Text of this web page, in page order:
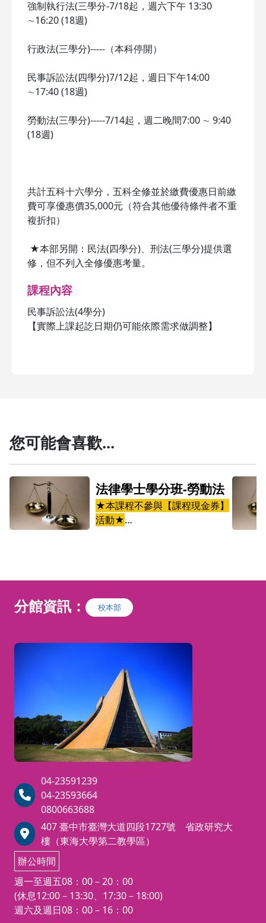
強制執行法(三學分-7/18起，週六下午 13:30
∼16:20 (18週)
行政法(三學分)-----（本科停開）
民事訴訟法(四學分)7/12起，週日下午14:00
∼17:40 (18週)
勞動法(三學分)-----7/14起，週二晚間7:00 ∼ 9:40
(18週)
共計五科十六學分，五科全修並於繳費優惠日前繳
費可享優惠價35,000元（符合其他優待條件者不重
複折扣）
★本部另開：民法(四學分)、刑法(三學分)提供選
修，但不列入全修優惠考量。
課程內容
民事訴訟法(4學分)
【實際上課起訖日期仍可能依際需求做調整】
您可能會喜歡...
法
法律學士學分班-勞動法
★本課程不參與【課程現金券】
活動★
行政法(三學分)-----（本科停開）
民事訴訟法(四學分)7/12起，週日
勞動法(三學分)-----7/14起，週二
晚間7:00 ∼ 9:40 (18週)
共計五科十六學分，五科全修並於
繳費優惠日前繳費可享優惠價35,0
00元（符合其他優待條件者不重
複折扣）
★本部另開：民法(四學分)、刑法
(三學分)提供選修，但不列入全修
優惠考量。
分館資訊： 校本部
04-23591239
04-23593664
0800663688
407 臺中市臺灣大道四段1727號 省政研究大
樓（東海大學第二教學區）
辦公時間
週一至週五08：00－20：00
(休息12:00－13:30、17:30－18:00)
週六及週日08：00－16：00